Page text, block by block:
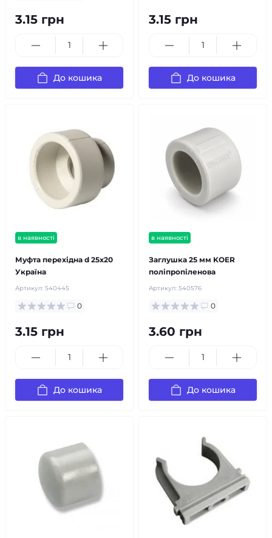
3.15 грн
До кошика
3.15 грн
До кошика
в наявності
Муфта перехідна d 25х20
Україна
Артикул: 540445
0
3.15 грн
До кошика
в наявності
Заглушка 25 мм KOER
поліпропіленова
Артикул: 540576
0
3.60 грн
До кошика